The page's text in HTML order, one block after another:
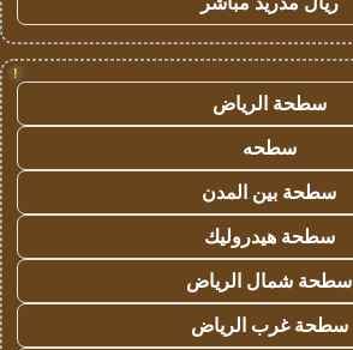
!
سطحة الرياض
سطحه
سطحة بين المدن
سطحة هيدروليك
سطحة شمال الرياض
سطحة غرب الرياض